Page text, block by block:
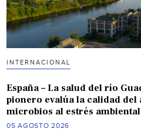
INTERNACIONAL
España – La salud del río
pionero evalúa la calidad del
microbios al estrés
05 AGOSTO 2026